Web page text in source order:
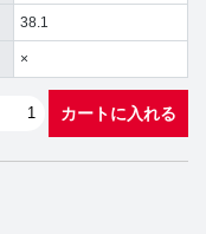
38.1
×
カートに入れる